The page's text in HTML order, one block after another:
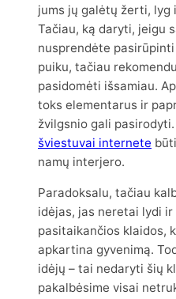
jums jų galėtų žerti, lyg
Tačiau, ką daryti, jeigu
nusprendėte
puiku, tačiau
pasidomėti išsamiau.
toks elementarus ir
žvilgsnio gali
šviestuvai internete
namų interjero.
Paradoksalu, tačiau
idėjas, jas neretai lydi
pasitaikančios klaidos,
apkartina gyvenimą.
idėjų – tai nedaryti šių
pakalbėsime visai